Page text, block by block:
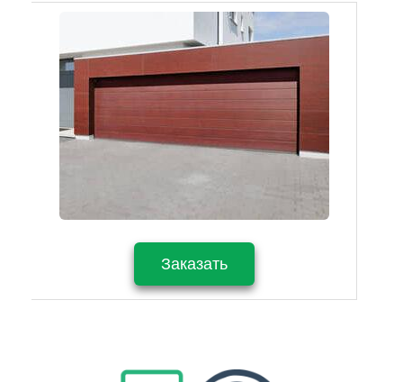
Заказать